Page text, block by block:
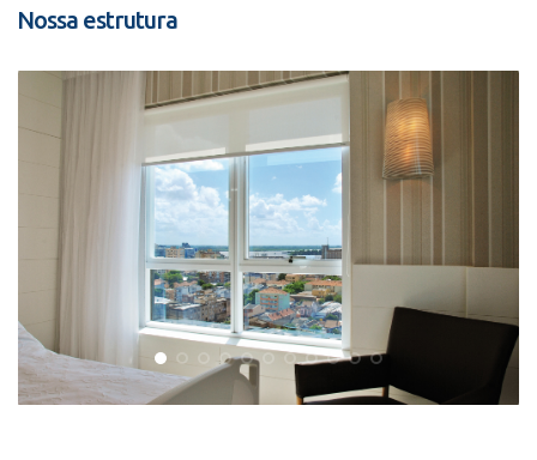
Nossa estrutura